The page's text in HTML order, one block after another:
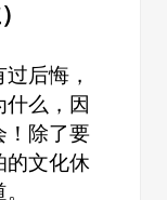
后悔，
么，因
！除了要
的文化休